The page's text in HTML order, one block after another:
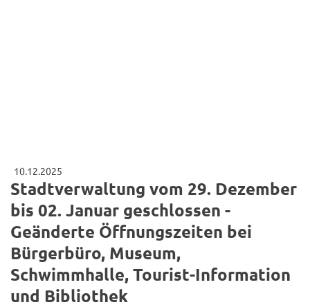
10.12.2025
Stadtverwaltung vom 29. Dezember
bis 02. Januar geschlossen -
Geänderte Öffnungszeiten bei
Bürgerbüro, Museum,
Schwimmhalle, Tourist-Information
und Bibliothek